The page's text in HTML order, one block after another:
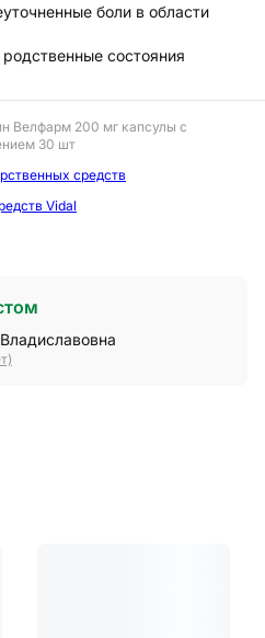
боли в области
состояния
Велфарм 200 мг капсулы с
30 шт
средств
Vidal